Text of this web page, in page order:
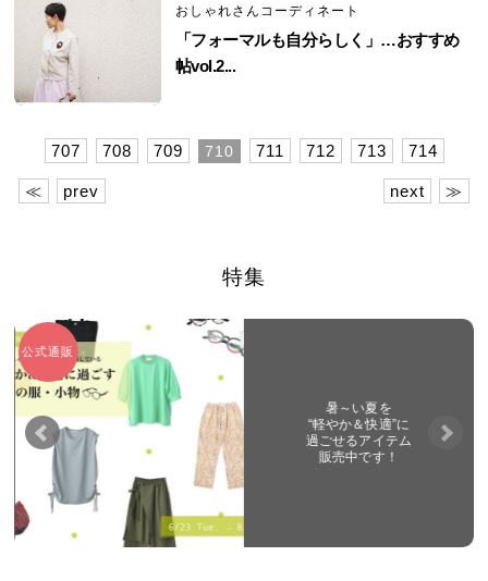
おしゃれさんコーディネート
「フォーマルも自分らしく」…おすすめ
帖vol.2...
≪ prev
707 708 709 710 711 712 713 714
next ≫
特集
富山「crane（クレイン）」
夏でも涼しげコーデ